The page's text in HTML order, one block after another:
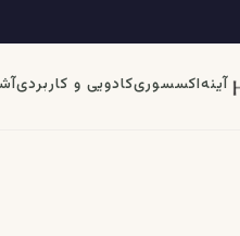
آینهاکسسوریکادویی و کاربردی